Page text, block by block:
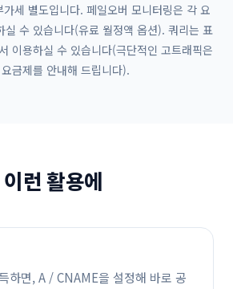
가세 별도입니다. 페일오버 모니터링은 각 요
실 수 있습니다(유료 월정액 옵션). 쿼리는 표
이용하실 수 있습니다(극단적인 고트래픽은
금제를 안내해 드립니다).
이런 활용에
하면, A / CNAME을 설정해 바로 공